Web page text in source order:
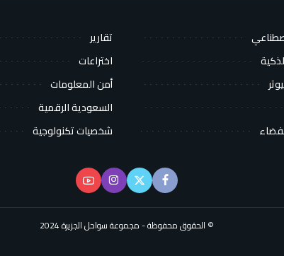
تقارير
اختراعات
أمن المعلومات
السعودية الرقمية
شخصيات تكنولوجية
© الحقوق محفوظة - مجموعة سواحل الجزيرة 2024